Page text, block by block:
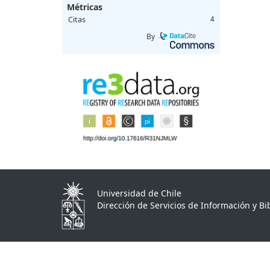
Métricas
Citas 4
By
Universidad de Chile
Dirección de Servicios de Información y